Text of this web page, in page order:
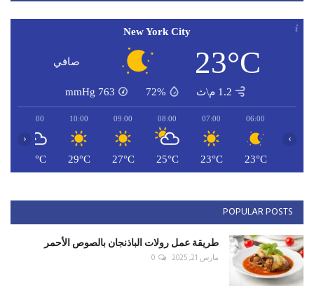
New York City
23°C صافي
1.2 م\ث 72%
763
mmHg
06:00
23°C
07:00
23°C
08:00
25°C
09:00
27°C
10:00
29°C
11:00
30°C
‹ ›
POPULAR POSTS
طريقة عمل رولات الباذنجان بالصوص الأحمر
مارس 21, 2025 0